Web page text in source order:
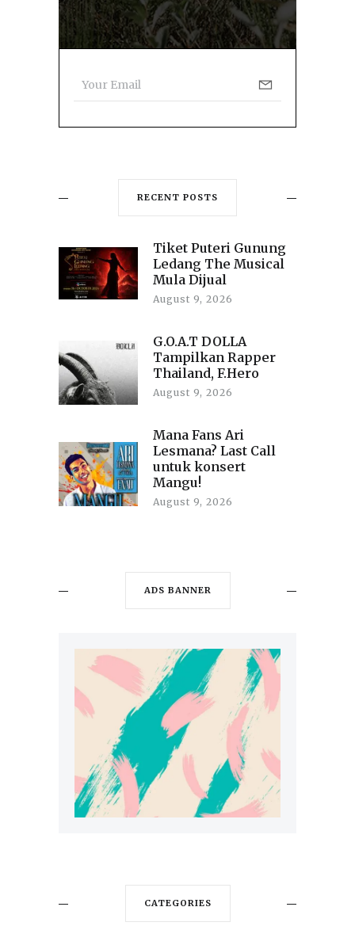
RECENT POSTS
Tiket Puteri Gunung
Ledang The Musical
Mula Dijual
August 9, 2026
G.O.A.T DOLLA
Tampilkan Rapper
Thailand, F.Hero
August 9, 2026
Mana Fans Ari
Lesmana? Last Call
untuk konsert
Mangu!
August 9, 2026
ADS BANNER
CATEGORIES